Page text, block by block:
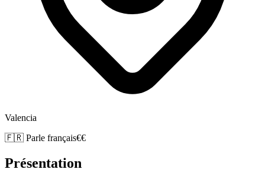
Valencia
🇫🇷 Parle français€€
Présentation